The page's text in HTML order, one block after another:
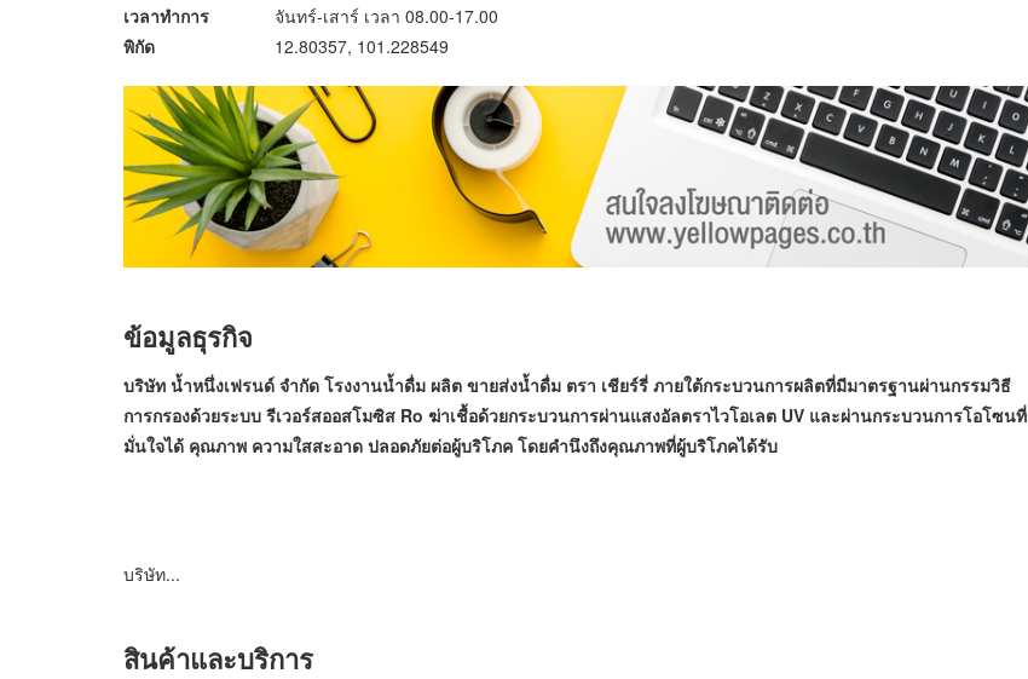
เวลาทำการ
จันทร์-เสาร์ เวลา 08.00-17.00
พิกัด
12.80357, 101.228549
ข้อมูลธุรกิจ
บริษัท น้ำหนึ่งเฟรนด์ จำกัด โรงงานน้ำดื่ม ผลิต ขายส่งน้ำดื่ม ตรา เชียร์รี่ ภายใต้กระบวนการผลิตที่มีมาตรฐานผ่านกรรมวิธี
การกรองด้วยระบบ รีเวอร์สออสโมซิส Ro ฆ่าเชื้อด้วยกระบวนการผ่านแสงอัลตราไวโอเลต UV และผ่านกระบวนการโอโซนที่
มั่นใจได้ คุณภาพ ความใสสะอาด ปลอดภัยต่อผู้บริโภค โดยคำนึงถึงคุณภาพที่ผู้บริโภคได้รับ
บริษัท...
สินค้าและบริการ